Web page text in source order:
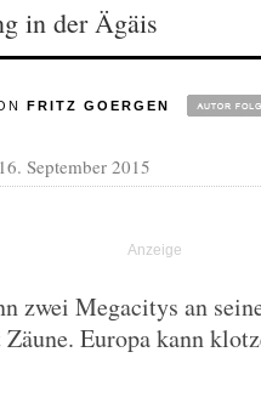
in der Ägäis
FRITZ GOERGEN
September 2015
zwei Megacitys an
Zäune. Europa kann